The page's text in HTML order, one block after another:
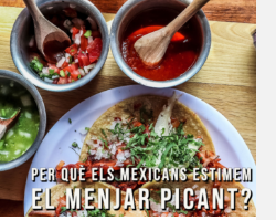
estimem
el
menjar
picant?